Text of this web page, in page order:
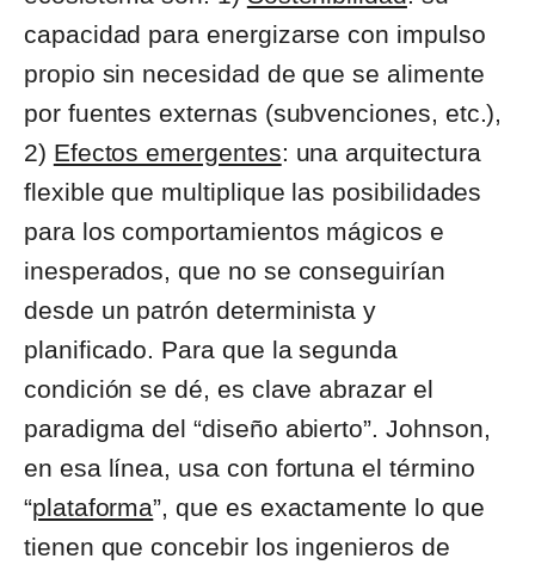
capacidad para energizarse con impulso
propio sin necesidad de que se alimente
por fuentes externas (subvenciones, etc.),
2) Efectos emergentes: una arquitectura
flexible que multiplique las posibilidades
para los comportamientos mágicos e
inesperados, que no se conseguirían
desde un patrón determinista y
planificado. Para que la segunda
condición se dé, es clave abrazar el
paradigma del “diseño abierto”. Johnson,
en esa línea, usa con fortuna el término
“plataforma”, que es exactamente lo que
tienen que concebir los ingenieros de